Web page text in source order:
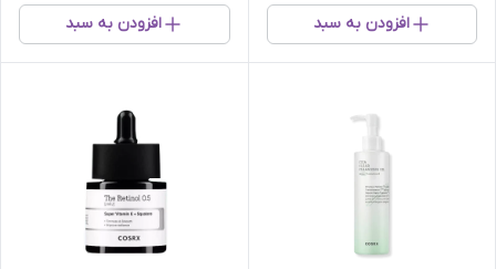
افزودن به سبد افزودن به سبد